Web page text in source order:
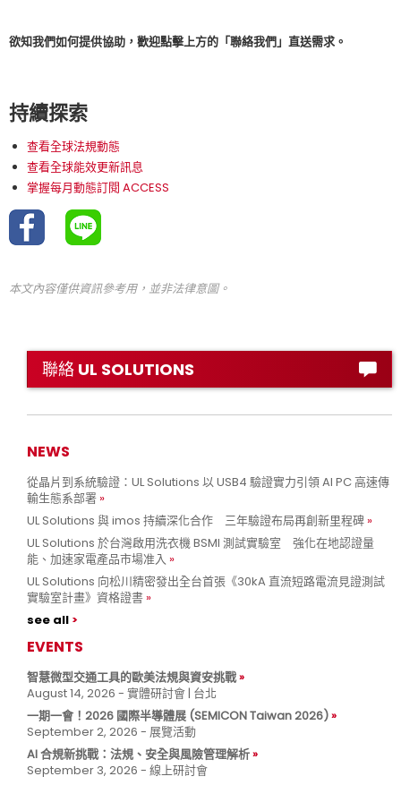
欲知我們如何提供協助，歡迎點擊上方的「聯絡我們」直送需求。
持續探索
查看全球法規動態
查看全球能效更新訊息
掌握每月動態訂閱 ACCESS
本文內容僅供資訊參考用，並非法律意圖。
聯絡 UL SOLUTIONS
NEWS
從晶片到系統驗證：UL Solutions 以 USB4 驗證實力引領 AI PC 高速傳
輸生態系部署
UL Solutions 與 imos 持續深化合作 三年驗證布局再創新里程碑
UL Solutions 於台灣啟用洗衣機 BSMI 測試實驗室 強化在地認證量
能、加速家電產品市場准入
UL Solutions 向松川精密發出全台首張《30kA 直流短路電流見證測試
實驗室計畫》資格證書
see all
EVENTS
智慧微型交通工具的歐美法規與資安挑戰
August 14, 2026 - 實體研討會 | 台北
一期一會！2026 國際半導體展 (SEMICON Taiwan 2026)
September 2, 2026 - 展覽活動
AI 合規新挑戰：法規、安全與風險管理解析
September 3, 2026 - 線上研討會